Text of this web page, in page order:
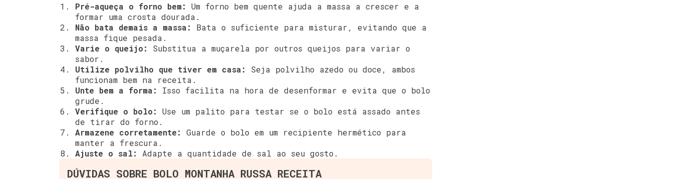
Pré-aqueça o forno bem:
Um forno bem quente ajuda a massa a crescer e a
formar uma crosta dourada.
Não bata demais a massa:
Bata o suficiente para misturar, evitando que a
massa fique pesada.
Varie o queijo:
Substitua a muçarela por outros queijos para variar o
sabor.
Utilize polvilho que tiver em casa:
Seja polvilho azedo ou doce, ambos
funcionam bem na receita.
Unte bem a forma:
Isso facilita na hora de desenformar e evita que o bolo
grude.
Verifique o bolo:
Use um palito para testar se o bolo está assado antes
de tirar do forno.
Armazene corretamente:
Guarde o bolo em um recipiente hermético para
manter a frescura.
Ajuste o sal:
Adapte a quantidade de sal ao seu gosto.
DÚVIDAS SOBRE BOLO MONTANHA RUSSA RECEITA